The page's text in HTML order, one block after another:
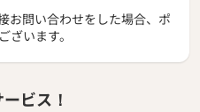
お問い合わせをした場合、ポ
ざいます。
ビス！